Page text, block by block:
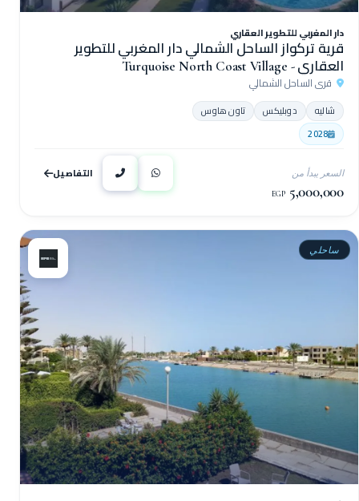
دار المغربي للتطوير العقاري
قرية تركواز الساحل الشمالي دار المغربي للتطوير
العقاري - Turquoise North Coast Village
قرى الساحل الشمالي
شاليه دوبليكس
تاون هاوس
2028
السعر يبدأ من
5,000,000
EGP
التفاصيل
ساحلي